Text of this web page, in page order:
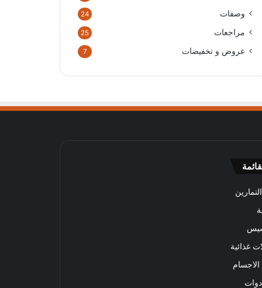
وصفات 24
مراجعات 25
عروض و تخفيضات 7
غذائية